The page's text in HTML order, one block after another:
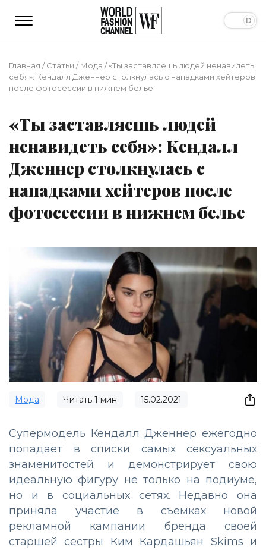
Главная /Статьи /Мода /«Ты заставляешь людей ненавидеть
себя»: Кендалл Дженнер столкнулась с нападками хейтеров
после фотосессии в нижнем белье
«Ты заставляешь людей
ненавидеть себя»: Кендалл
Дженнер столкнулась с
нападками хейтеров после
фотосессии в нижнем белье
Мода Читать 1 мин 15.02.2021
Супермодель Кендалл Дженнер ежегодно
попадает в списки самых сексуальных
знаменитостей и демонстрирует свою
идеальную фигуру не только на подиуме,
но и в социальных сетях. Недавно она
приняла участие в съемках новой
рекламной кампании бренда своей
старшей сестры Ким Кардашьян Skims и